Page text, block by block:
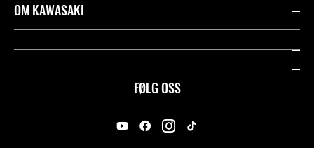
FØLG OSS
Garanti
Kontakt oss
OM KAWASAKI
Firma